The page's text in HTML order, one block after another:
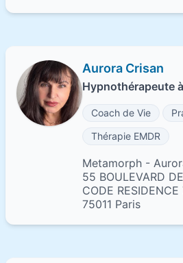
Aurora Crisan
Hypnothérapeute
Coach de Vie
Thérapie EMDR
Metamorph -
55 BOULEVARD
CODE RESIDENCE
75011 Paris